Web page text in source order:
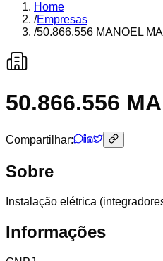
Home
/Empresas
/50.866.556 MANOEL
50.866.556
Compartilhar:
Sobre
Instalação elétrica
Informações